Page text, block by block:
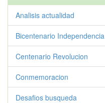
Analisis actualidad
Bicentenario Independencia
Centenario Revolucion
Conmemoracion
Desafios busqueda